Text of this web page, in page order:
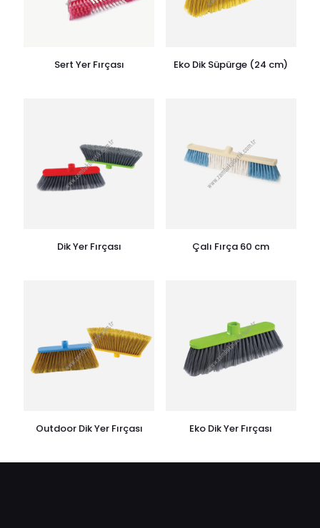
Sert Yer Fırçası Eko Dik Süpürge (24 cm)
Dik Yer Fırçası Çalı Fırça 60 cm
Outdoor Dik Yer Fırçası Eko Dik Yer Fırçası